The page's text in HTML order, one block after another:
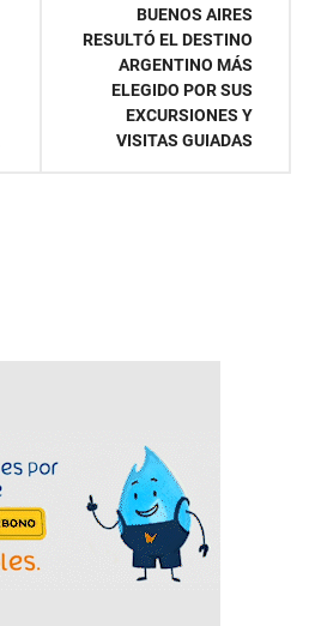
BUENOS AIRES
RESULTÓ EL DESTINO
ARGENTINO MÁS
ELEGIDO POR SUS
EXCURSIONES Y
VISITAS GUIADAS